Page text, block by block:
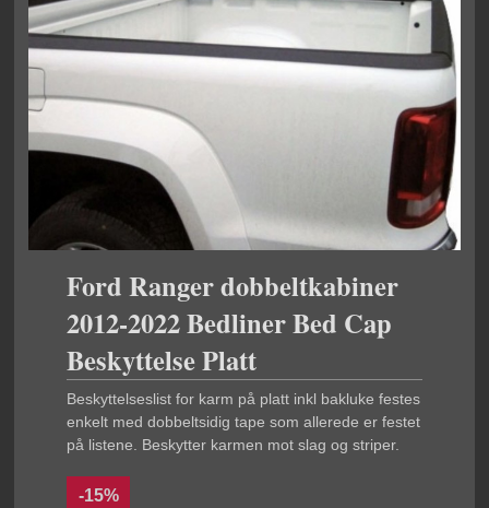
Ford Ranger dobbeltkabiner
2012-2022 Bedliner Bed Cap
Beskyttelse Platt
Beskyttelseslist for karm på platt inkl bakluke festes
enkelt med dobbeltsidig tape som allerede er festet
på listene. Beskytter karmen mot slag og striper.
-15%